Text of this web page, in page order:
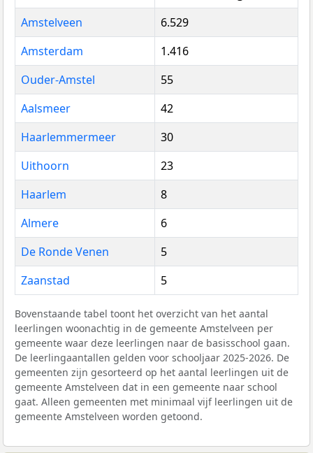
Amstelveen
6.529
Amsterdam
1.416
Ouder-Amstel
55
Aalsmeer
42
Haarlemmermeer
30
Uithoorn
23
Haarlem
8
Almere
6
De Ronde Venen
5
Zaanstad
5
Bovenstaande tabel toont het overzicht van het aantal
leerlingen woonachtig in de gemeente Amstelveen per
gemeente waar deze leerlingen naar de basisschool gaan.
De leerlingaantallen gelden voor schooljaar 2025-2026. De
gemeenten zijn gesorteerd op het aantal leerlingen uit de
gemeente Amstelveen dat in een gemeente naar school
gaat. Alleen gemeenten met minimaal vijf leerlingen uit de
gemeente Amstelveen worden getoond.